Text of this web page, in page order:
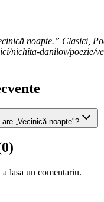
noapte.” Clasici,
nichita-danilov/poezie/
„Vecinică noapte"?
0)
a lasa un comentariu.